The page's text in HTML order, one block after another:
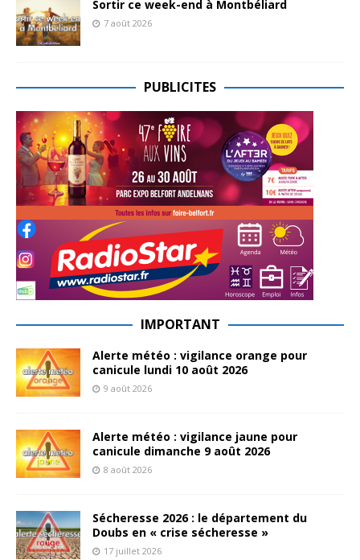
Sortir ce week-end à Montbéliard
7 août 2026
PUBLICITES
IMPORTANT
Alerte météo : vigilance orange pour
canicule lundi 10 août 2026
9 août 2026
Alerte météo : vigilance jaune pour
canicule dimanche 9 août 2026
8 août 2026
Sécheresse 2026 : le département du
Doubs en « crise sécheresse »
17 juillet 2026